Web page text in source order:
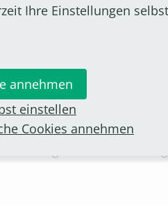
Begriff
Volksfeste im
über die Größe der
Montag oder von
Ihre Einstellungen selbst
annehmen
einstellen
Cookies annehmen